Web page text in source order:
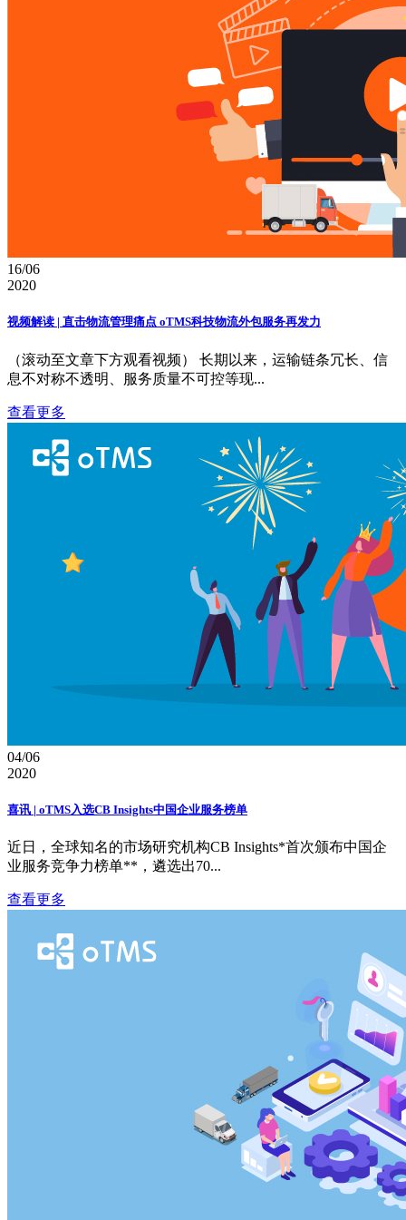
16/06
2020
视频解读 | 直击物流管理痛点 oTMS科技物流外包服务再发力
（滚动至文章下方观看视频） 长期以来，运输链条冗长、信
息不对称不透明、服务质量不可控等现...
查看更多
04/06
2020
喜讯 | oTMS入选CB Insights中国企业服务榜单
近日，全球知名的市场研究机构CB Insights*首次颁布中国企
业服务竞争力榜单**，遴选出70...
查看更多